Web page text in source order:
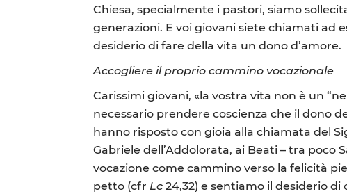
Chiesa, specialmente i pastori, siamo
generazioni. E voi giovani siete chiamati ad
desiderio di fare della vita un dono d’amore.
Accogliere il proprio cammino vocazionale
Carissimi giovani, «la vostra vita non è un
necessario prendere coscienza che il dono
hanno risposto con gioia alla chiamata del
Gabriele dell’Addolorata, ai Beati – tra poco
vocazione come cammino verso la felicità
petto (cfr Lc24,32) e sentiamo il desiderio